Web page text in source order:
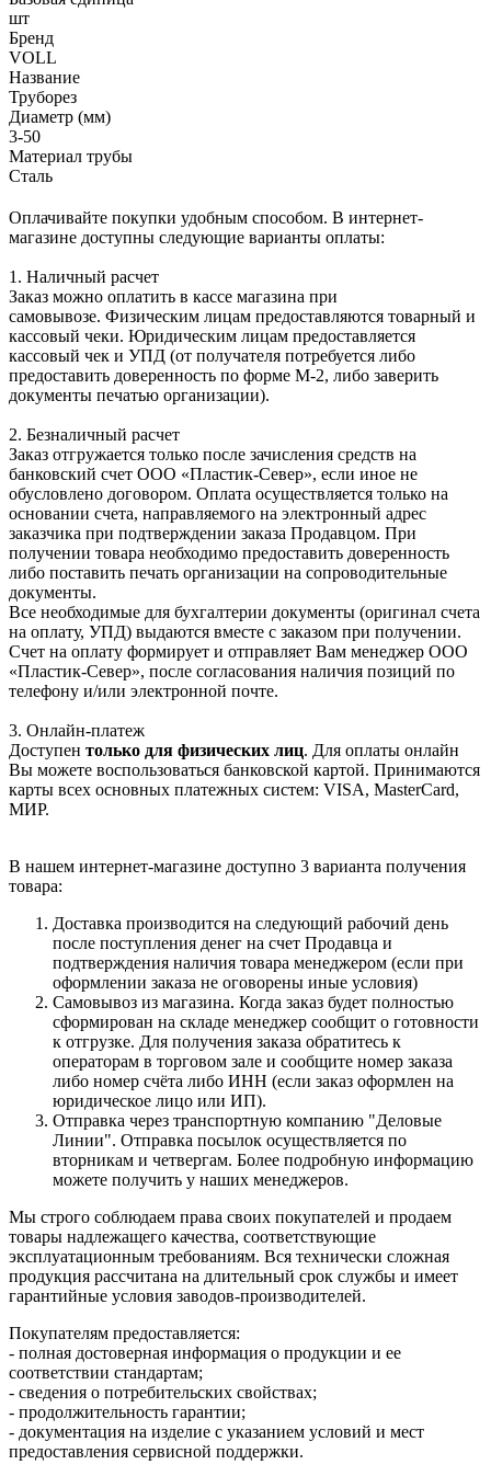
шт
Бренд
VOLL
Название
Труборез
Диаметр (мм)
3-50
Материал трубы
Сталь
Оплачивайте покупки удобным способом. В интернет-
магазине доступны следующие варианты оплаты:
1. Наличный расчет
Заказ можно оплатить в кассе магазина при
самовывозе. Физическим лицам предоставляются товарный и
кассовый чеки. Юридическим лицам предоставляется
кассовый чек и УПД (от получателя потребуется либо
предоставить доверенность по форме М-2, либо заверить
документы печатью организации).
2. Безналичный расчет
Заказ отгружается только после зачисления средств на
банковский счет ООО «Пластик-Север», если иное не
обусловлено договором. Оплата осуществляется только на
основании счета, направляемого на электронный адрес
заказчика при подтверждении заказа Продавцом. При
получении товара необходимо предоставить доверенность
либо поставить печать организации на сопроводительные
документы.
Все необходимые для бухгалтерии документы (оригинал счета
на оплату, УПД) выдаются вместе с заказом при получении.
Счет на оплату формирует и отправляет Вам менеджер ООО
«Пластик-Север», после согласования наличия позиций по
телефону и/или электронной почте.
3. Онлайн-платеж
Доступен только для физических лиц. Для оплаты онлайн
Вы можете воспользоваться банковской картой. Принимаются
карты всех основных платежных систем: VISA, MasterCard,
МИР.
В нашем интернет-магазине доступно 3 варианта получения
товара:
Доставка производится на следующий рабочий день
после поступления денег на счет Продавца и
подтверждения наличия товара менеджером (если при
оформлении заказа не оговорены иные условия)
Самовывоз из магазина. Когда заказ будет полностью
сформирован на складе менеджер сообщит о готовности
к отгрузке. Для получения заказа обратитесь к
операторам в торговом зале и сообщите номер заказа
либо номер счёта либо ИНН (если заказ оформлен на
юридическое лицо или ИП).
Отправка через транспортную компанию "Деловые
Линии". Отправка посылок осуществляется по
вторникам и четвергам. Более подробную информацию
можете получить у наших менеджеров.
Мы строго соблюдаем права своих покупателей и продаем
товары надлежащего качества, соответствующие
эксплуатационным требованиям. Вся технически сложная
продукция рассчитана на длительный срок службы и имеет
гарантийные условия заводов-производителей.
Покупателям предоставляется:
- полная достоверная информация о продукции и ее
соответствии стандартам;
- сведения о потребительских свойствах;
- продолжительность гарантии;
- документация на изделие с указанием условий и мест
предоставления сервисной поддержки.